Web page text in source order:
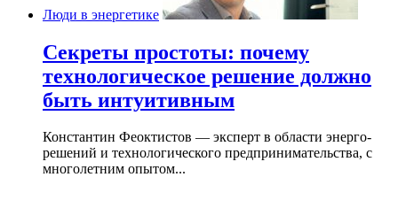
Люди в энергетике
Секреты простоты: почему
технологическое решение должно
быть интуитивным
Константин Феоктистов — эксперт в области энерго-
решений и технологического предпринимательства, с
многолетним опытом...